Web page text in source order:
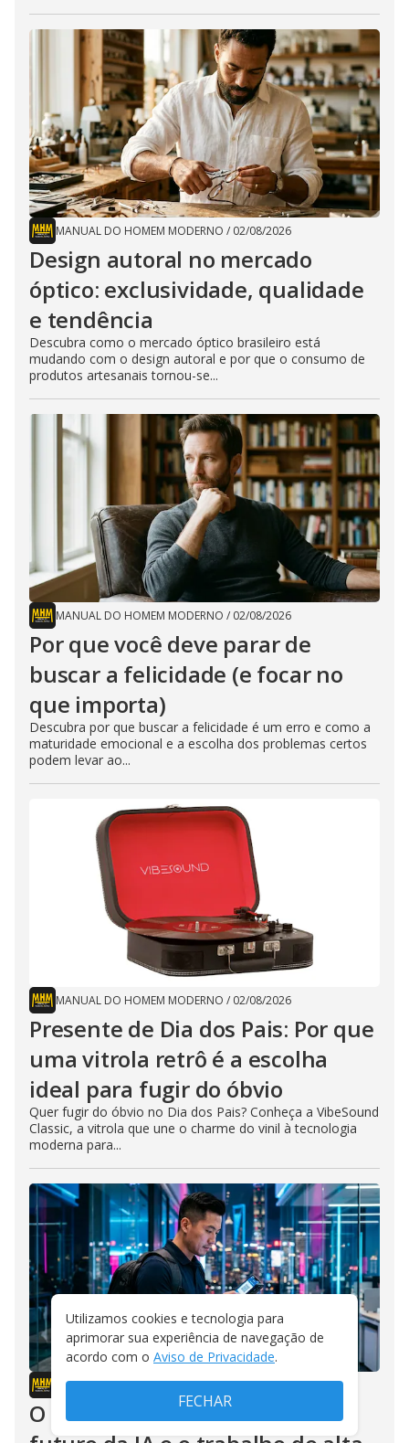
MANUAL DO HOMEM MODERNO / 02/08/2026
Design autoral no mercado
óptico: exclusividade, qualidade
e tendência
Descubra como o mercado óptico brasileiro está
mudando com o design autoral e por que o consumo de
produtos artesanais tornou-se...
MANUAL DO HOMEM MODERNO / 02/08/2026
Por que você deve parar de
buscar a felicidade (e focar no
que importa)
Descubra por que buscar a felicidade é um erro e como a
maturidade emocional e a escolha dos problemas certos
podem levar ao...
MANUAL DO HOMEM MODERNO / 02/08/2026
Presente de Dia dos Pais: Por que
uma vitrola retrô é a escolha
ideal para fugir do óbvio
Quer fugir do óbvio no Dia dos Pais? Conheça a VibeSound
Classic, a vitrola que une o charme do vinil à tecnologia
moderna para...
MANUAL DO HOMEM MODERNO/02/08/2026
O que a China ensina sobre o
Utilizamos cookies e tecnologia para
aprimorar sua experiência de navegação de
acordo com o Aviso de Privacidade.
FECHAR